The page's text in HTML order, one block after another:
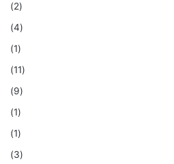
(2)
(4)
(1)
(11)
(9)
(1)
(1)
(3)